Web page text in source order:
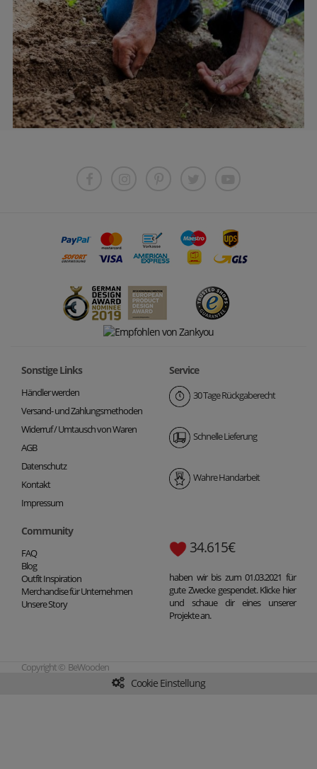
Sonstige Links
Händler werden
Versand- und Zahlungsmethoden
Widerruf / Umtausch von Waren
AGB
Datenschutz
Kontakt
Impressum
Service
30 Tage Rückgaberecht
Schnelle Lieferung
Wahre Handarbeit
Community
FAQ
Blog
Outfit Inspiration
Merchandise für Unternehmen
Unsere Story
34.615€
haben wir bis zum 01.03.2021 für
gute Zwecke gespendet. Klicke hier
und schaue dir eines unserer
Projekte an.
Copyright © BeWooden
Cookie Einstellung